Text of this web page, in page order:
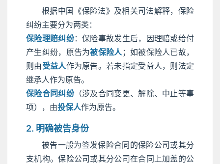
根据中国《保险法》及相关司法解释，保险
纠纷主要分为两类：
保险理赔纠纷：保险事故发生后，因理赔或给付
产生纠纷，原告为被保险人 ；如被保险人已故，
则由受益人作为原告。若未指定受益人，则法定
继承人作为原告。
保险合同纠纷（涉及合同变更、解除、中止等事
项），由投保人作为原告。
2. 明确被告身份
被告一般为签发保险合同的保险公司或其分
支机构。保险公司或其分公司在合同上加盖的公